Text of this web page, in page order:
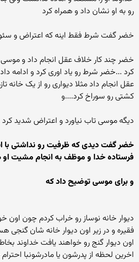
رو به او نشان داد و همراه کرد
خضر گفت شرط فقط اینه که اعتراض و
خضر چند کار خلاف عقل انجام داد و
کرد ...خضر شرط رو یاد اوری کرد و ادامه
عقل انجام داد مثلا دیواری رو از یک خانه
کشتی رو سوراخ کرد....و
دیگه موسی تاب نیاورد و اعتراض شدید کرد
خضر گفت دیدی که ظرفیت رو نداشتی با
فرستاده خدا و موظف به انجام مشیت
و برای موسی توضیح داد که
دیوار خانه نوساز رو خراب کردم چون اون
فقیره و در زیر اون دیوار خانه شان گنجی
اون دیوار گنج رو خواهند یافت خداوند
اخرین لحظه از پدرشون یا مادرشونبا احترام